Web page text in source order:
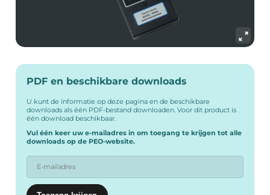
PDF en beschikbare downloads
U kunt de informatie op deze pagina en de beschikbare
downloads als één PDF-bestand downloaden. Voor dit product is
één download beschikbaar.
Vul één keer uw e-mailadres in om toegang te krijgen tot alle
downloads op de PEO-website.